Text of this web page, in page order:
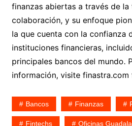
finanzas abiertas a través de
colaboración, y su enfoque
la que cuenta con la confianza
instituciones financieras,
principales bancos del mundo.
información, visite finastra.com
Bancos Finanzas
Fintechs Oficinas